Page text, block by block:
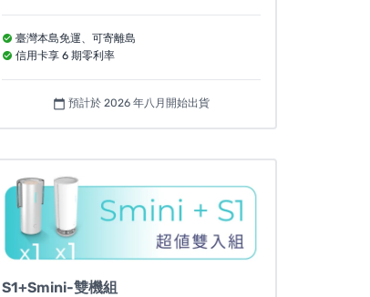
臺灣本島免運、可寄離島
信用卡享 6 期零利率
calendar_today 預計於 2026 年八月開始出貨
S1+Smini-雙機組